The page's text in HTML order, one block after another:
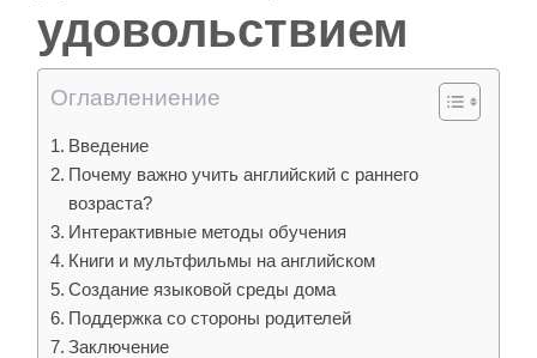
удовольствием
Оглавлениение
Введение
Почему важно учить английский с раннего
возраста?
Интерактивные методы обучения
Книги и мультфильмы на английском
Создание языковой среды дома
Поддержка со стороны родителей
Заключение